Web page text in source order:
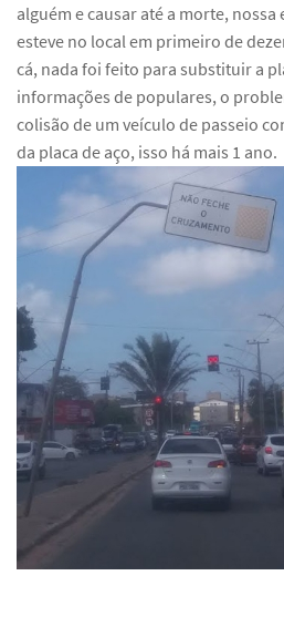
alguém e causar até a morte,
esteve no local em primeiro de
cá, nada foi feito para substituir a
informações de populares, o
colisão de um veículo de passeio
da placa de aço, isso há mais 1 ano.